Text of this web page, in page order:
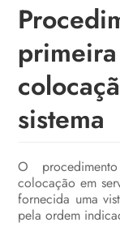
sistema
O
colocação em
fornecida uma
pela ordem
Home
do